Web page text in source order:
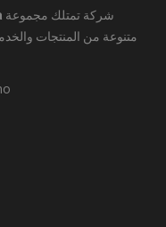
متنوعة من المنتجات